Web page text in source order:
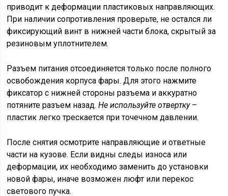
приводит к деформации пластиковых направляющих.
При наличии сопротивления проверьте, не остался ли
фиксирующий винт в нижней части блока, скрытый за
резиновым уплотнителем.
Разъем питания отсоединяется только после полного
освобождения корпуса фары. Для этого нажмите
фиксатор с нижней стороны разъема и аккуратно
потяните разъем назад.Не используйте отвертку–
пластик легко трескается при точечном давлении.
После снятия осмотрите направляющие и ответные
части на кузове. Если видны следы износа или
деформации, их необходимо заменить до установки
новой фары, иначе возможен люфт или перекос
светового пучка.